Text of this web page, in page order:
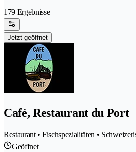
179 Ergebnisse
Jetzt geöffnet
Café, Restaurant du Port
Restaurant • Fischspezialitäten •
Geöffnet